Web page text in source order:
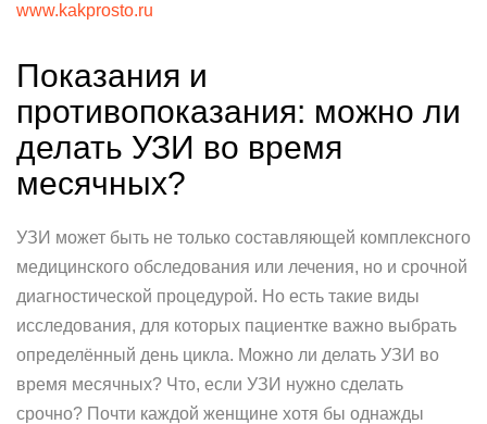
www.kakprosto.ru
Показания и
противопоказания: можно ли
делать УЗИ во время
месячных?
УЗИ может быть не только составляющей комплексного
медицинского обследования или лечения, но и срочной
диагностической процедурой. Но есть такие виды
исследования, для которых пациентке важно выбрать
определённый день цикла. Можно ли делать УЗИ во
время месячных? Что, если УЗИ нужно сделать
срочно? Почти каждой женщине хотя бы однажды